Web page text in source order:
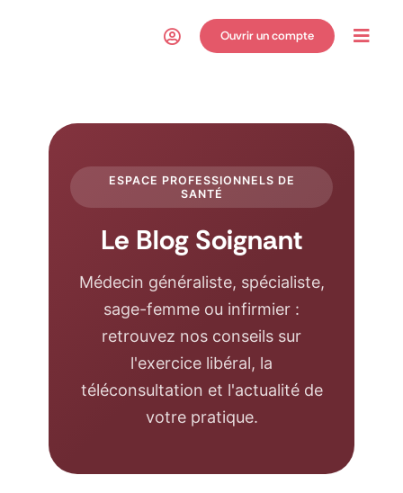
Ouvrir un compte
ESPACE PROFESSIONNELS DE
SANTÉ
Le Blog Soignant
Médecin généraliste, spécialiste,
sage-femme ou infirmier :
retrouvez nos conseils sur
l'exercice libéral, la
téléconsultation et l'actualité de
votre pratique.